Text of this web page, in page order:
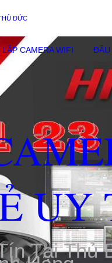
ĐỨC
LẮP CAMERA WIFI ĐẦU
UY
Tại Thủ